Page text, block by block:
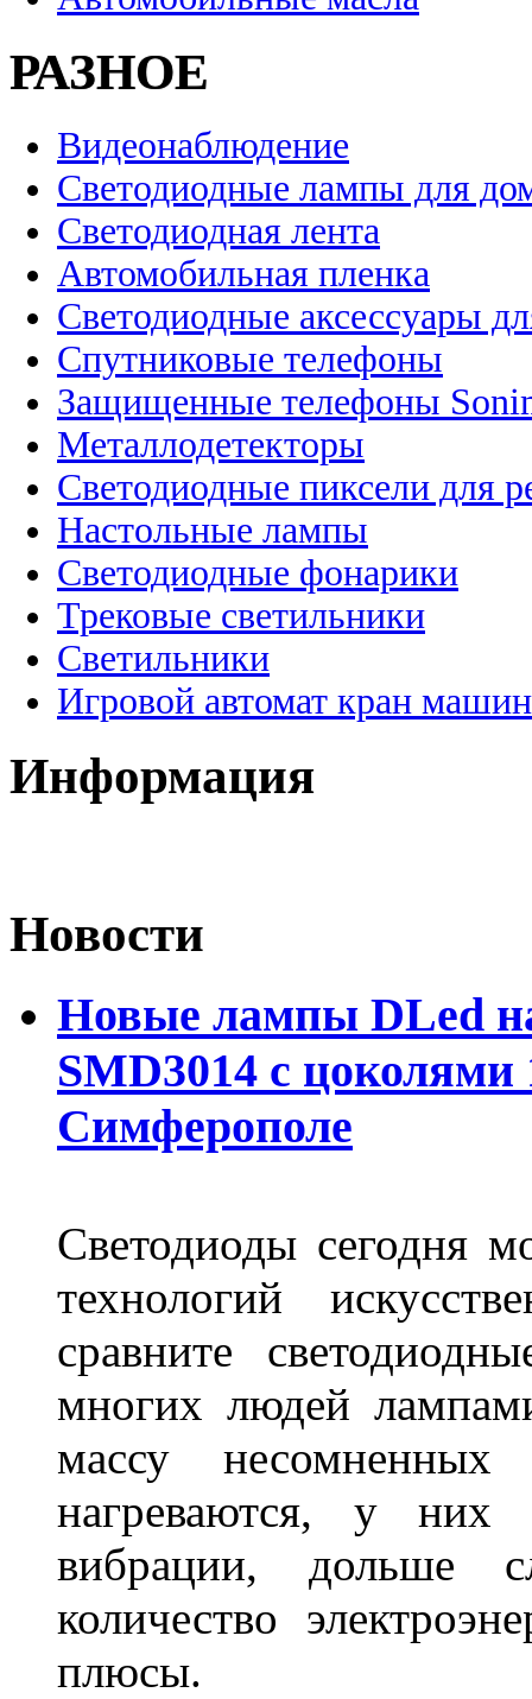
РАЗНОЕ
Видеонаблюдение
Светодиодные лампы для
Светодиодная лента
Автомобильная пленка
Светодиодные аксессуары
Спутниковые телефоны
Защищенные телефоны
Металлодетекторы
Светодиодные пиксели для
Настольные лампы
Светодиодные фонарики
Трековые светильники
Светильники
Игровой автомат кран
Информация
Новости
Новые лампы DLed
SMD3014 с цоколями
Симферополе
Светодиоды сегодня
технологий
сравните
многих людей
массу
нагреваются, у них
вибрации, дольше
количество
плюсы.